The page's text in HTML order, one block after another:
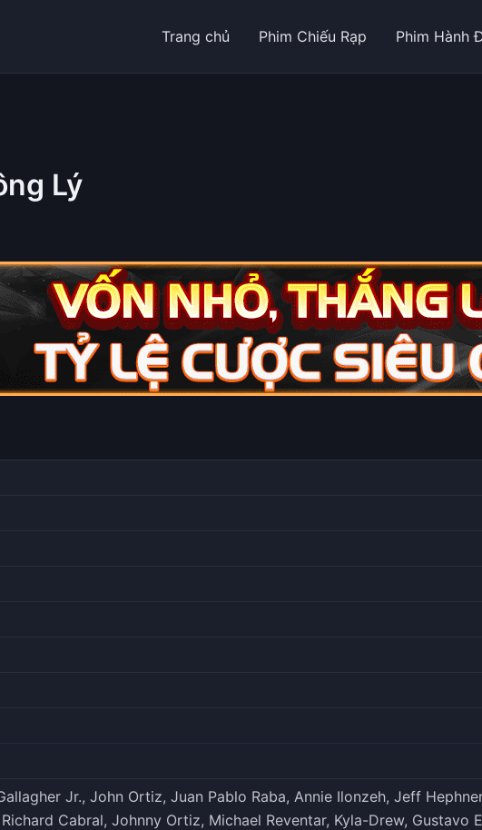
Trang chủ Phim Chiếu Rạp Phim Hành
Lý
Jr., John Ortiz, Juan Pablo Raba, Annie Ilonzeh, Jeff
Cabral, Johnny Ortiz, Michael Reventar, Kyla-Drew, Gustavo